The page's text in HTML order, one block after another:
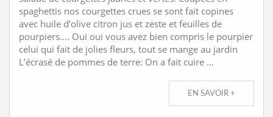
spaghettis nos courgettes crues se sont fait copines
avec huile d’olive citron jus et zeste et feuilles de
pourpiers…. Oui oui vous avez bien compris le pourpier
celui qui fait de jolies fleurs, tout se mange au jardin
L’écrasé de pommes de terre: On a fait cuire …
EN SAVOIR +